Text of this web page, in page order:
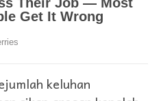
keluhan